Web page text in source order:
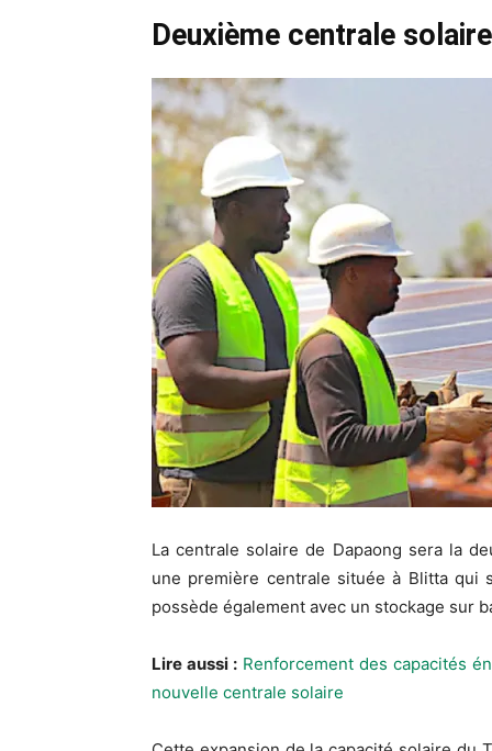
Deuxième centrale
La centrale solaire de Dapaong sera la
une première centrale située à Blitta qui
possède également avec un stockage sur
Lire aussi : Renforcement des capacités
nouvelle centrale solaire